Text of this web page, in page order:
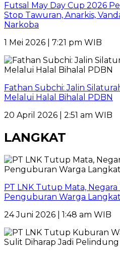
Futsal May Day Cup 2026
Stop Tawuran, Anarkis,
Narkoba
1 Mei 2026 | 7:21 pm WIB
Fathan Subchi: Jalin
Melalui Halal Bihalal PDBN
20 April 2026 | 2:51 am WIB
LANGKAT
PT LNK Tutup Mata, Negara
Penguburan Warga
24 Juni 2026 | 1:48 am WIB